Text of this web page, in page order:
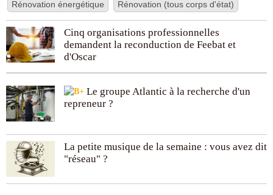
Rénovation énergétique
Rénovation (tous corps d'état)
Cinq organisations professionnelles
demandent la reconduction de Feebat et
d'Oscar
Le groupe Atlantic à la recherche d'un
repreneur ?
La petite musique de la semaine : vous avez dit
"réseau" ?